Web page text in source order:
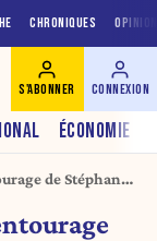
CHRONIQUES
ÉCONOMIE
S'ABONNER CONNEXION
de Stéphane